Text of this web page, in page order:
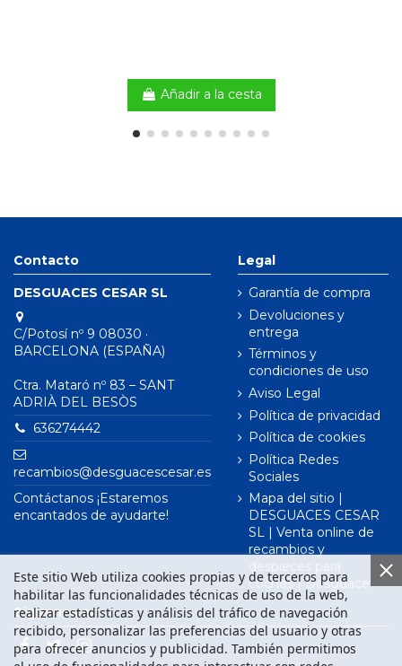
Añadir a la cesta
Contacto
DESGUACES CESAR SL
C/Potosí nº 9 08030 ·
BARCELONA (ESPAÑA)
Ctra. Mataró nº 83 – SANT
ADRIÀ DEL BESÒS
636274442
recambios@desguacescesar.es
Contáctanos ¡Estaremos
encantados de ayudarte!
Legal
Garantía de compra
Devoluciones y
entrega
Términos y
condiciones de uso
Aviso Legal
Política de privacidad
Política de cookies
Política Redes
Sociales
Mapa del sitio |
DESGUACES CESAR
SL | Venta online de
recambios y
despieces para
coches | Desguace
Este sitio Web utiliza cookies propias y de terceros para
habilitar las funcionalidades técnicas de uso de la web,
realizar estadísticas y análisis del tráfico de navegación
recibido, personalizar las preferencias del usuario y otras
para ofrecer anuncios y publicidad. También permitimos
Síguenos en